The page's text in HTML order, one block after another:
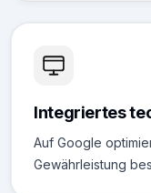
Integriertes
Auf Google
Gewährleistung